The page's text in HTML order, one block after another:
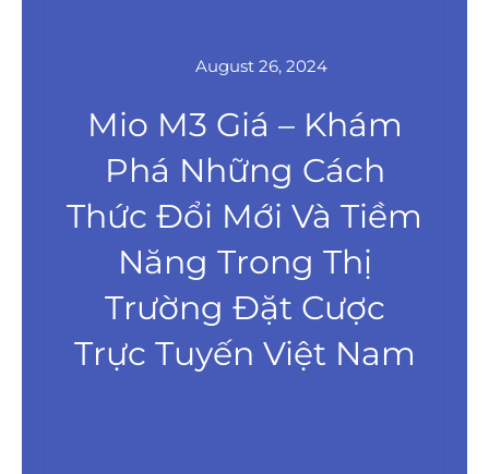
August 26, 2024
Mio M3 Giá – Khám
Phá Những Cách
Thức Đổi Mới Và Tiềm
Năng Trong Thị
Trường Đặt Cược
Trực Tuyến Việt Nam